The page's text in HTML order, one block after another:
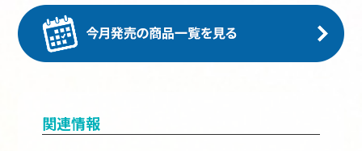
関連情報